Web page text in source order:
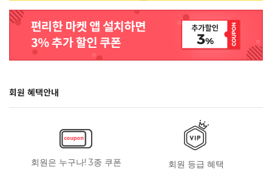
회원 혜택안내
회원은 누구나! 3종 쿠폰 회원 등급 혜택